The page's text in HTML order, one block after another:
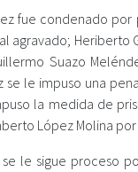
fue condenado
agravado; Heriberto
Suazo
se le impuso una
la medida de
López Molina
se le sigue